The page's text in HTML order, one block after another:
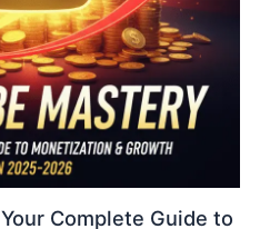
Complete Guide to